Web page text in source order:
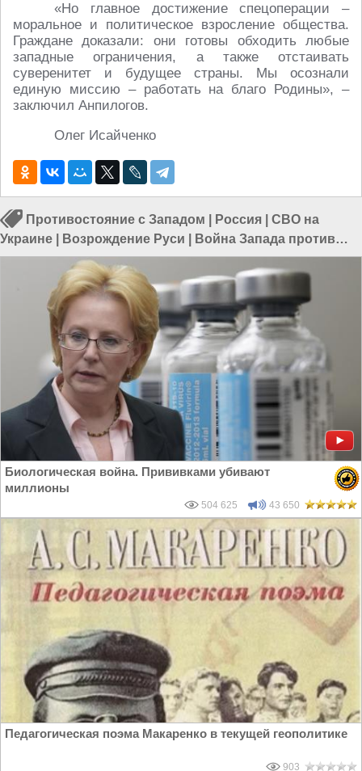
«Но главное достижение спецоперации –
моральное и политическое взросление общества.
Граждане доказали: они готовы обходить любые
западные ограничения, а также отстаивать
суверенитет и будущее страны. Мы осознали
единую миссию – работать на благо Родины», –
заключил Анпилогов.
Олег Исайченко
Противостояние с Западом Россия
СВО на
Украине
Возрождение Руси
Война Запада против
России
Биологическая война. Прививками убивают
миллионы
504 625 43 650
Педагогическая поэма Макаренко в текущей геополитике
903